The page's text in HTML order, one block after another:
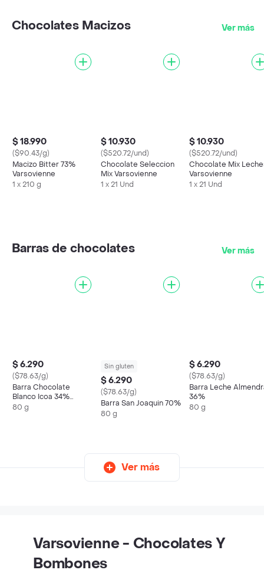
Chocolates Macizos Ver más
$ 18.990
($90.43/g)
Macizo Bitter 73%
Varsovienne
1 x 210 g
$ 10.930
($520.72/und)
Chocolate Seleccion
Mix Varsovienne
1 x 21 Und
$ 10.930
($520.72/und)
Chocolate Mix
Varsovienne
1 x 21 Und
Barras de chocolates Ver más
$ 6.290
($78.63/g)
Barra Chocolate
Blanco Icoa 34%
Varsovienne
80 g
Sin gluten
$ 6.290
($78.63/g)
Barra San Joaquin 70%
80 g
$ 6.290
($78.63/g)
Barra Leche
36%
80 g
Ver más
Varsovienne - Chocolates Y
Bombones